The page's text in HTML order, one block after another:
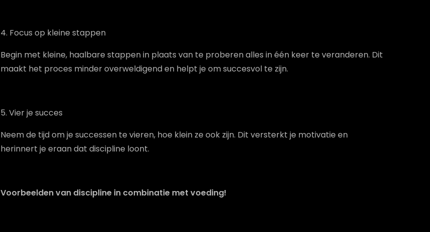
4. Focus op kleine stappen
Begin met kleine, haalbare stappen in plaats van te proberen alles in één keer te veranderen. Dit
maakt het proces minder overweldigend en helpt je om succesvol te zijn.
5. Vier je succes
Neem de tijd om je successen te vieren, hoe klein ze ook zijn. Dit versterkt je motivatie en
herinnert je eraan dat discipline loont.
Voorbeelden van discipline in combinatie met voeding!